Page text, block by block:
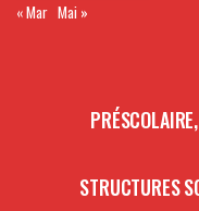
« Mar Mai »
STRUCTURES